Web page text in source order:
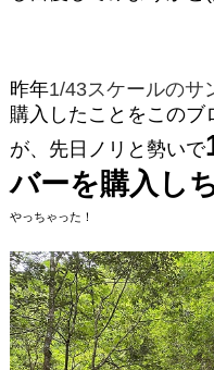
昨年1/43スケールのサ
購入したことをこのブ
が、先日ノリと勢いで
バーを購入し
やっちゃった！